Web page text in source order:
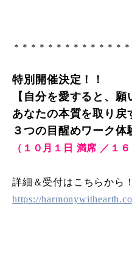
＊＊＊＊＊＊＊＊＊＊＊＊＊
特別開催決定！！
【自分を愛すると、願
あなたの本質を取り戻
３つの目醒めワーク体
（１０月１日 満席 ／１
詳細＆受付はこちらから！
https://